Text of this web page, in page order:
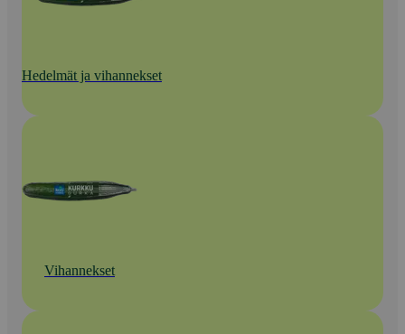
Hedelmät ja vihannekset
Vihannekset